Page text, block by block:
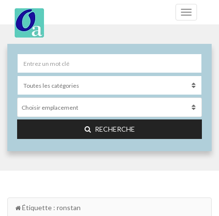
Choisir emplacement
RECHERCHE
Étiquette : ronstan